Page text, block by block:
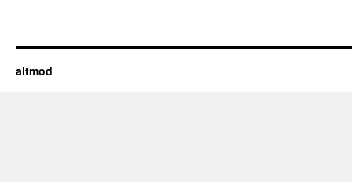
altmod